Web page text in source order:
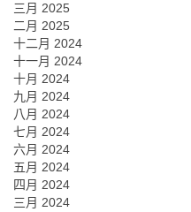
三月 2025
二月 2025
十二月 2024
十一月 2024
十月 2024
九月 2024
八月 2024
七月 2024
六月 2024
五月 2024
四月 2024
三月 2024